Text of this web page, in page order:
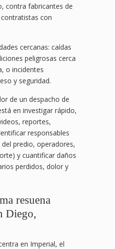
contra fabricantes de
con
cercanas: caídas
peligrosas cerca
o incidentes
y seguridad.
de un despacho de
en investigar rápido,
reportes,
responsables
predio, operadores,
y cuantificar daños
perdidos, dolor y
resuena
Diego,
en Imperial, el